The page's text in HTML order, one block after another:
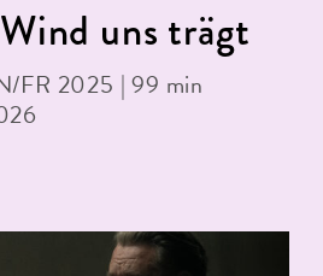
uns trägt
FR 2025 | 99 min